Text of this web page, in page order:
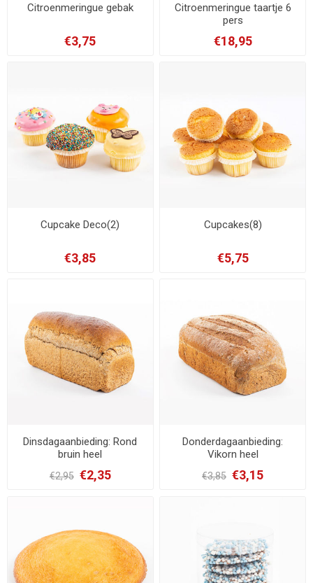
Citroenmeringue gebak
€3,75
Citroenmeringue taartje 6
pers
€18,95
Cupcake Deco(2)
€3,85
Cupcakes(8)
€5,75
Dinsdagaanbieding: Rond
bruin heel
€2,95 €2,35
Donderdagaanbieding:
Vikorn heel
€3,85 €3,15